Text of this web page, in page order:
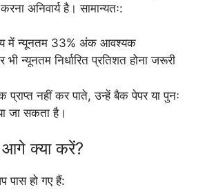
अनिवार्य है। सामान्यतः:
में न्यूनतम 33% अंक आवश्यक
न्यूनतम निर्धारित प्रतिशत होना जरूरी
नहीं कर पाते, उन्हें बैक पेपर या पुनः
जा सकता है।
आगे क्या करें?
पास हो गए हैं: